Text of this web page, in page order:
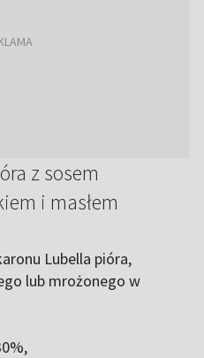
z sosem
i masłem
Lubella pióra,
lub mrożonego w